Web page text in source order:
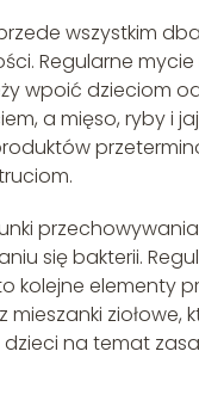
wszystkim
Regularne mycie
wpoić dzieciom
a mięso, ryby i
się bakterii.
kolejne elementy
na temat